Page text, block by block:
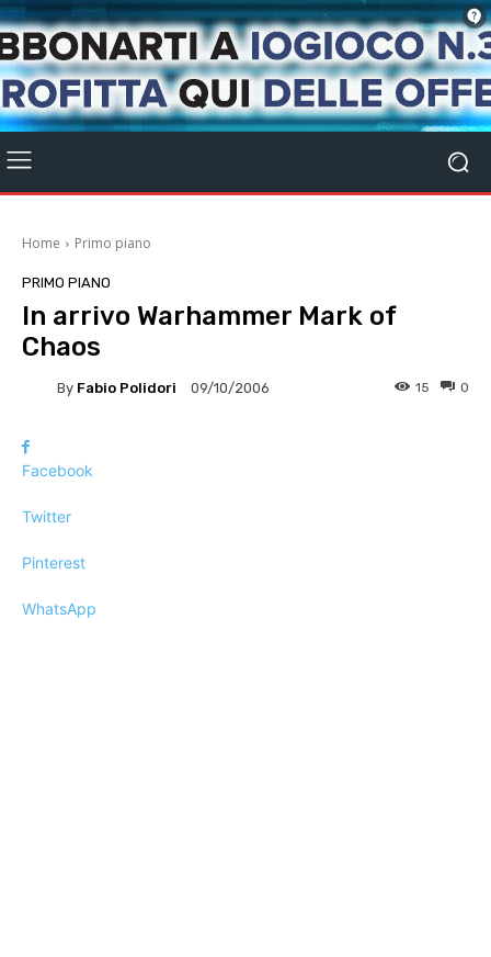
Home Primo piano
PRIMO PIANO
In arrivo Warhammer Mark of
Chaos
By Fabio Polidori 09/10/2006 0
15
Facebook
Twitter
Pinterest
WhatsApp